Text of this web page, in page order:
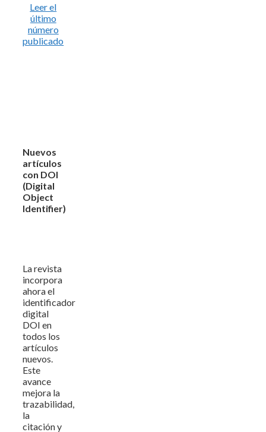
Leer el
último
número
publicado
Nuevos
artículos
con DOI
(Digital
Object
Identifier)
La revista
incorpora
ahora el
identificador
digital
DOI en
todos los
artículos
nuevos.
Este
avance
mejora la
trazabilidad,
la
citación y